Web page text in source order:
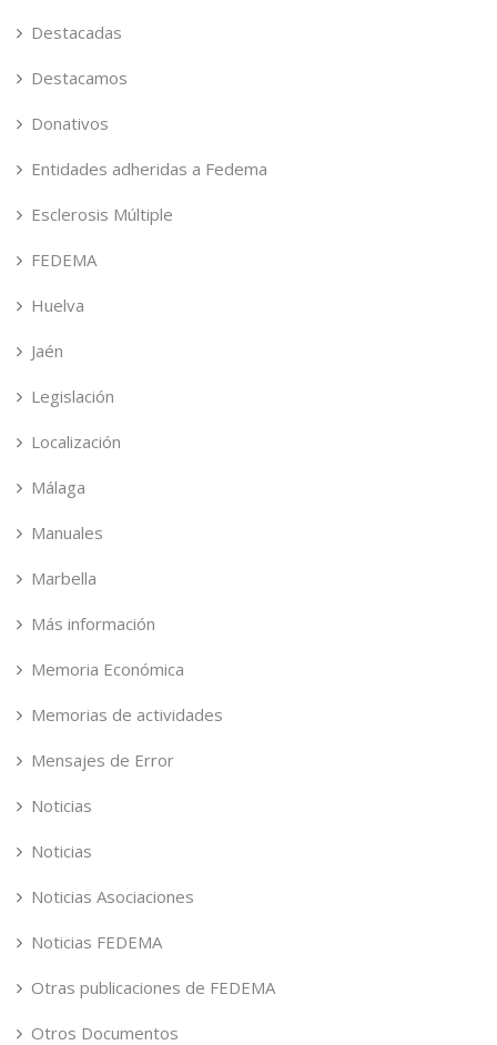
Destacadas
Destacamos
Donativos
Entidades adheridas a Fedema
Esclerosis Múltiple
FEDEMA
Huelva
Jaén
Legislación
Localización
Málaga
Manuales
Marbella
Más información
Memoria Económica
Memorias de actividades
Mensajes de Error
Noticias
Noticias
Noticias Asociaciones
Noticias FEDEMA
Otras publicaciones de FEDEMA
Otros Documentos